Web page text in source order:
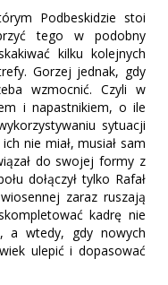
Podbeskidzie stoi
tego w podobny
kilku kolejnych
Gorzej jednak, gdy
wzmocnić. Czyli w
i napastnikiem, o ile
sytuacji
nie miał, musiał sam
do swojej formy z
dołączył tylko Rafał
zaraz ruszają
kadrę nie
a wtedy, gdy nowych
ulepić i dopasować